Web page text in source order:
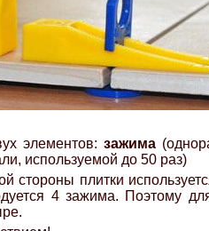
элементов:зажима
используемой до 50 раз)
стороны плитки
4 зажима. Поэтому